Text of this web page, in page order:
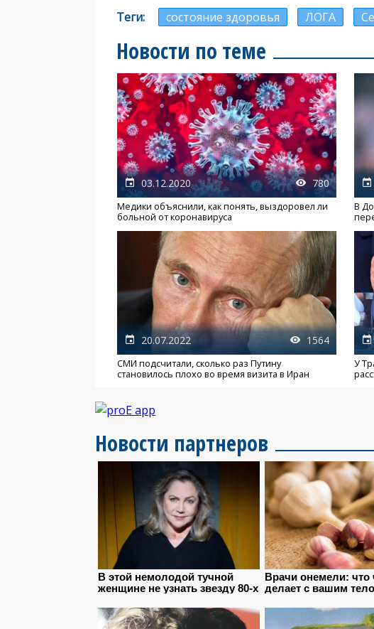
Теги состояние здоровья ЛОГА
Новости по теме
03.12.2020 780
Медики объяснили, как понять, выздоровел ли
больной от коронавируса
В
20.07.2022 1564
СМИ подсчитали, сколько раз Путину
становилось плохо во время визита в Иран
У
Новости партнеров